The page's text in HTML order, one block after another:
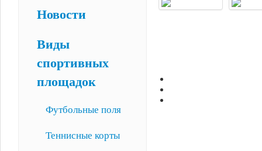
Новости
Виды
спортивных
площадок
Футбольные поля
Теннисные корты